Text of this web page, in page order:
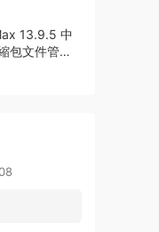
13.9.5 中
包文件管理